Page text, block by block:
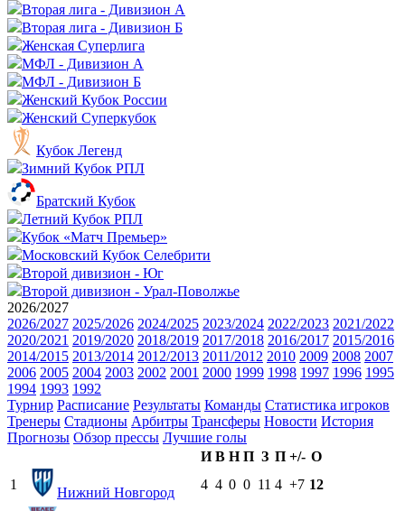
Вторая лига - Дивизион А
Вторая лига - Дивизион Б
Женская Суперлига
МФЛ - Дивизион А
МФЛ - Дивизион Б
Женский Кубок России
Женский Суперкубок
Кубок Легенд
Зимний Кубок РПЛ
Братский Кубок
Летний Кубок РПЛ
Кубок «Матч Премьер»
Московский Кубок Селебрити
Второй дивизион - Юг
Второй дивизион - Урал-Поволжье
2026/2027
2026/2027 2025/2026 2024/2025 2023/2024 2022/2023 2021/2022
2020/2021 2019/2020 2018/2019 2017/2018 2016/2017 2015/2016
2014/2015 2013/2014 2012/2013 2011/2012 2010 2009 2008 2007
2006 2005 2004 2003 2002 2001 2000 1999 1998 1997 1996 1995
1994 1993 1992
Турнир Расписание Результаты Команды Статистика игроков
Тренеры Стадионы Арбитры Трансферы Новости История
Прогнозы Обзор прессы Лучшие голы
И В Н П З П +/- О
1
Нижний Новгород
4 4 0 0 11 4 +7 12